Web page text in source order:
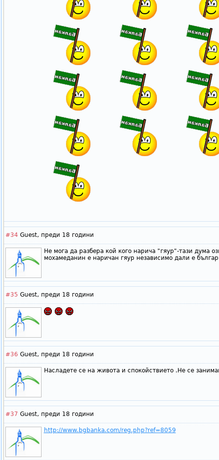
#34 Guest, преди 18 години
Не мога да разбера кой кого нарича "гяур"-тази дума
мохамеданин е наричан гяур независимо дали е
#35 Guest, преди 18 години
#36 Guest, преди 18 години
Насладете се на живота и спокойствието .Не се
#37 Guest, преди 18 години
http://www.bgbanka.com/reg.php?ref=8059